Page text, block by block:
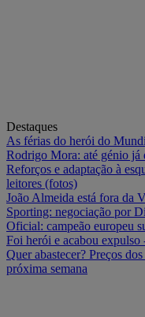
Destaques
As férias do herói do
Rodrigo Mora: até génio já
Reforços e adaptação à
leitores (fotos)
João Almeida está fora da
Sporting: negociação por
Oficial: campeão europeu
Foi herói e acabou
Quer abastecer? Preços
próxima semana